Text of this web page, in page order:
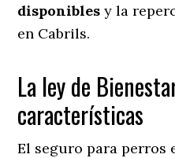
disponibles y la
en Cabrils.
La ley de
características
El seguro para perros